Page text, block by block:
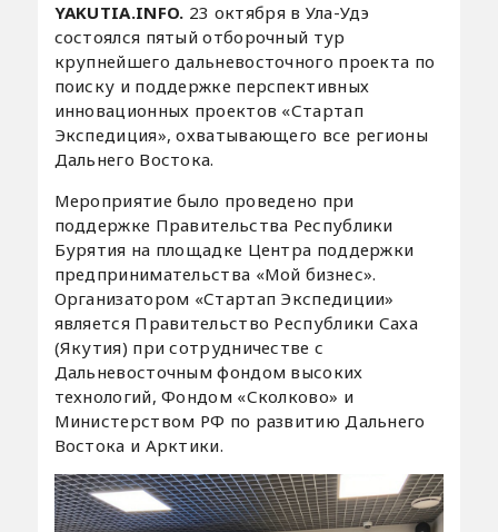
YAKUTIA.INFO. 23 октября в Ула-Удэ
состоялся пятый отборочный тур
крупнейшего дальневосточного проекта по
поиску и поддержке перспективных
инновационных проектов «Стартап
Экспедиция», охватывающего все регионы
Дальнего Востока.
Мероприятие было проведено при
поддержке Правительства Республики
Бурятия на площадке Центра поддержки
предпринимательства «Мой бизнес».
Организатором «Стартап Экспедиции»
является Правительство Республики Саха
(Якутия) при сотрудничестве с
Дальневосточным фондом высоких
технологий, Фондом «Сколково» и
Министерством РФ по развитию Дальнего
Востока и Арктики.